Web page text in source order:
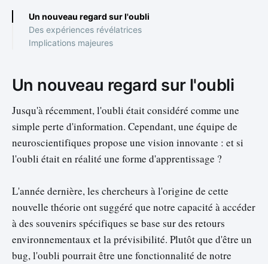
Un nouveau regard sur l'oubli
Des expériences révélatrices
Implications majeures
Un nouveau regard sur l'oubli
Jusqu'à récemment, l'oubli était considéré comme une
simple perte d'information. Cependant, une équipe de
neuroscientifiques propose une vision innovante : et si
l'oubli était en réalité une forme d'apprentissage ?
L'année dernière, les chercheurs à l'origine de cette
nouvelle théorie ont suggéré que notre capacité à accéder
à des souvenirs spécifiques se base sur des retours
environnementaux et la prévisibilité. Plutôt que d'être un
bug, l'oubli pourrait être une fonctionnalité de notre